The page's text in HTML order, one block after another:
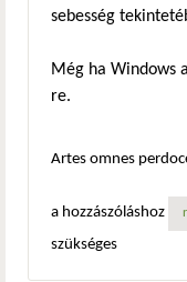
sebesség
Még ha Windows
re.
Artes omnes
a hozzászóláshoz
szükséges